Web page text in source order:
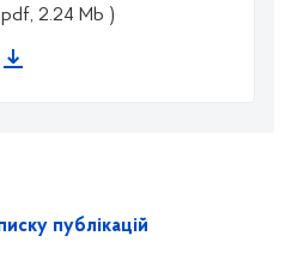
2.24 Mb )
публікацій